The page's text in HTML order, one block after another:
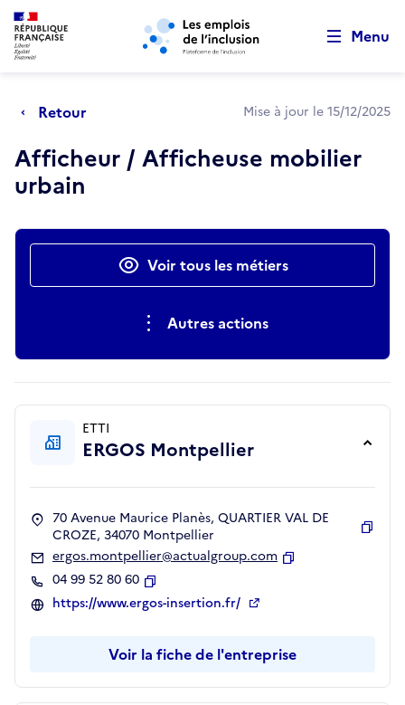
Aller au menu principal Aller au contenu principal
Menu
Retour Mise à jour le 15/12/2025
Afficheur / Afficheuse mobilier
urbain
Actions rapidesVoir tous les métiers
Autres actions
ETTI
ERGOS Montpellier
70 Avenue Maurice Planès, QUARTIER VAL DE
CROZE, 34070 Montpellier
ergos.montpellier@actualgroup.com
04 99 52 80 60
Copier
https://www.ergos-insertion.fr/
Voir la fiche de l'entreprise
Retour au début de la page
Panneau de gestion des cookies